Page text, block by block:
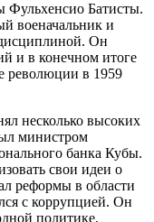
Фульхенсио Батисты.
военачальник и
Он
и в конечном итоге
революции в 1959
несколько высоких
министром
банка Кубы.
свои идеи о
реформы в области
с коррупцией. Он
политике,